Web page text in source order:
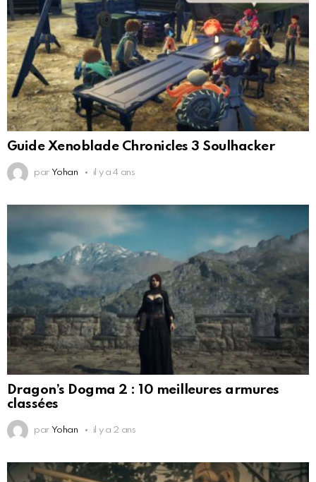
Guide Xenoblade Chronicles 3 Soulhacker
par Yohan il y a 4 ans
Dragon’s Dogma 2 : 10 meilleures armures
classées
par Yohan il y a 2 ans